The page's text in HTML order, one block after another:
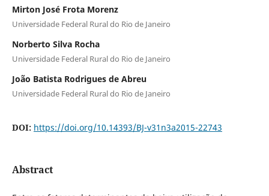
Mirton José Frota Morenz
Universidade Federal Rural do Rio de Janeiro
Norberto Silva Rocha
Universidade Federal Rural do Rio de Janeiro
João Batista Rodrigues de Abreu
Universidade Federal Rural do Rio de Janeiro
DOI: https://doi.org/10.14393/BJ-v31n3a2015-22743
Abstract